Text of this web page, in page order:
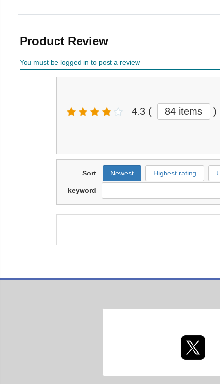
Product Review
You must be logged in to post a review
4.3 ( 84 items )
Sort Newest Highest rating
keyword